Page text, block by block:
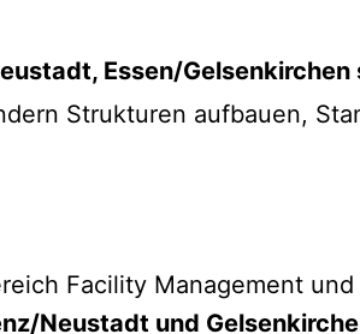
Essen/
Strukturen aufbauen,
Facility Management
Neustadt und